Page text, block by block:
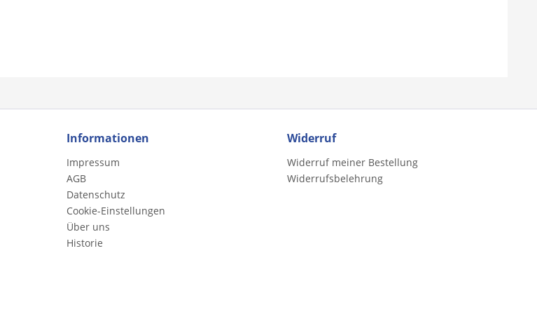
Informationen
Impressum
AGB
Datenschutz
Cookie-Einstellungen
Über uns
Historie
Widerruf
Widerruf meiner Bestellung
Widerrufsbelehrung